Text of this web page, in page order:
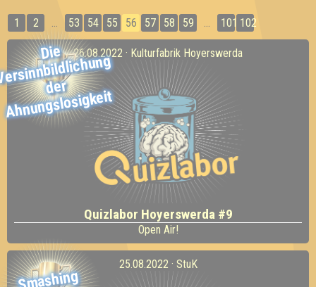
1 2 ... 53 54 55 56 57 58 59 ... 101 102
Die
der
Ahnungslosigkeit
26.08.2022 · Kulturfabrik Hoyerswerda
Quizlabor Hoyerswerda #9
Open Air!
S
mashing
25.08.2022 · StuK